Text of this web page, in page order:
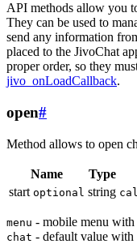
API methods allow you
They can be used to
send any information
placed to the JivoChat
proper order, so they
jivo_onLoadCallback.
open#
Method allows to open
Name Type
start optional string
menu - mobile menu with
chat - default value